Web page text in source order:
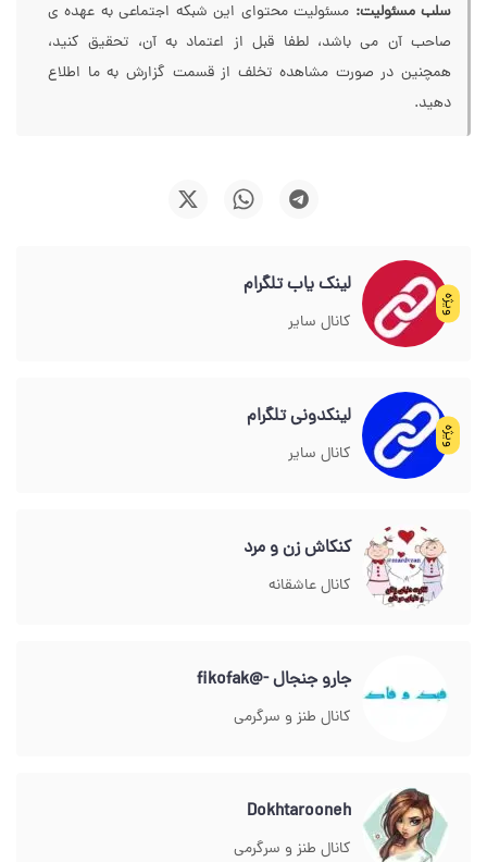
سلب مسئولیت: مسئولیت محتوای این شبکه اجتماعی به عهده ی
صاحب آن می باشد، لطفا قبل از اعتماد به آن، تحقیق کنید،
همچنین در صورت مشاهده تخلف از قسمت گزارش به ما اطلاع
دهید.
ویژه
لینک یاب تلگرام
کانال سایر
ویژه
لینکدونی تلگرام
کانال سایر
کنکاش زن و مرد
کانال عاشقانه
جارو جنجال -@fikofak
کانال طنز و سرگرمی
Dokhtarooneh
کانال طنز و سرگرمی